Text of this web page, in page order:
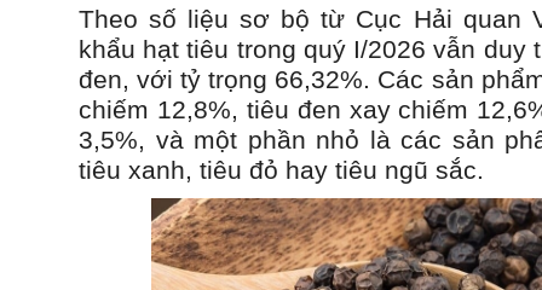
Theo số liệu sơ bộ từ Cục Hải quan
khẩu hạt tiêu trong quý I/2026 vẫn duy
đen, với tỷ trọng 66,32%. Các sản
chiếm 12,8%, tiêu đen xay chiếm
3,5%, và một phần nhỏ là các sản
tiêu xanh, tiêu đỏ hay tiêu ngũ sắc.